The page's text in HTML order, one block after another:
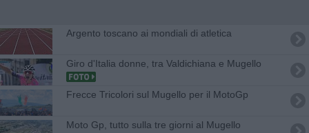
Argento toscano ai mondiali di atletica
Giro d'Italia donne, tra Valdichiana e Mugello
Frecce Tricolori sul Mugello per il MotoGp
Moto Gp, tutto sulla tre giorni al Mugello